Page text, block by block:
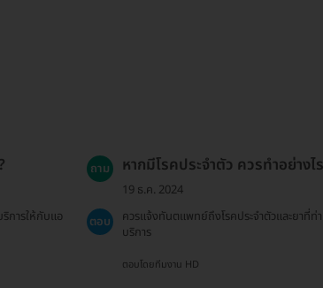
การให้กับแอ
ถาม หากมีโรคประจำตัว ควรทำอย่างไ
19 ธ.ค. 2024
ตอบ
ควรแจ้งทันตแพทย์ถึงโรคประจำตัวและยาที่ท่
บริการ
ตอบโดยทีมงาน HD